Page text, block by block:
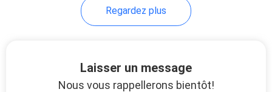
Four de traitement
Regardez plus
Laisser un message
Nous vous rappellerons bientôt!